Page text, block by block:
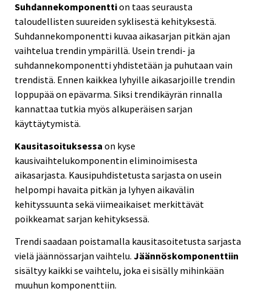
Suhdannekomponenttion taas seurausta
taloudellisten suureiden syklisestä kehityksestä.
Suhdannekomponentti kuvaa aikasarjan pitkän ajan
vaihtelua trendin ympärillä. Usein trendi- ja
suhdannekomponentti yhdistetään ja puhutaan vain
trendistä. Ennen kaikkea lyhyille aikasarjoille trendin
loppupää on epävarma. Siksi trendikäyrän rinnalla
kannattaa tutkia myös alkuperäisen sarjan
käyttäytymistä.
Kausitasoituksessa on kyse
kausivaihtelukomponentin eliminoimisesta
aikasarjasta. Kausipuhdistetusta sarjasta on usein
helpompi havaita pitkän ja lyhyen aikavälin
kehityssuunta sekä viimeaikaiset merkittävät
poikkeamat sarjan kehityksessä.
Trendi saadaan poistamalla kausitasoitetusta sarjasta
vielä jäännössarjan vaihtelu. Jäännöskomponenttiin
sisältyy kaikki se vaihtelu, joka ei sisälly mihinkään
muuhun komponenttiin.